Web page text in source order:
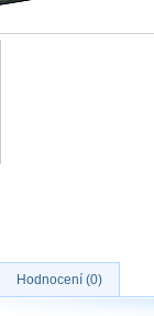
Hodnocení (0)